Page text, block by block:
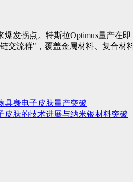
爆发拐点。特斯拉Optimus量产在
交流群"，覆盖金属材料、复合材
具身电子皮肤量产突破
皮肤的技术进展与纳米银材料突破